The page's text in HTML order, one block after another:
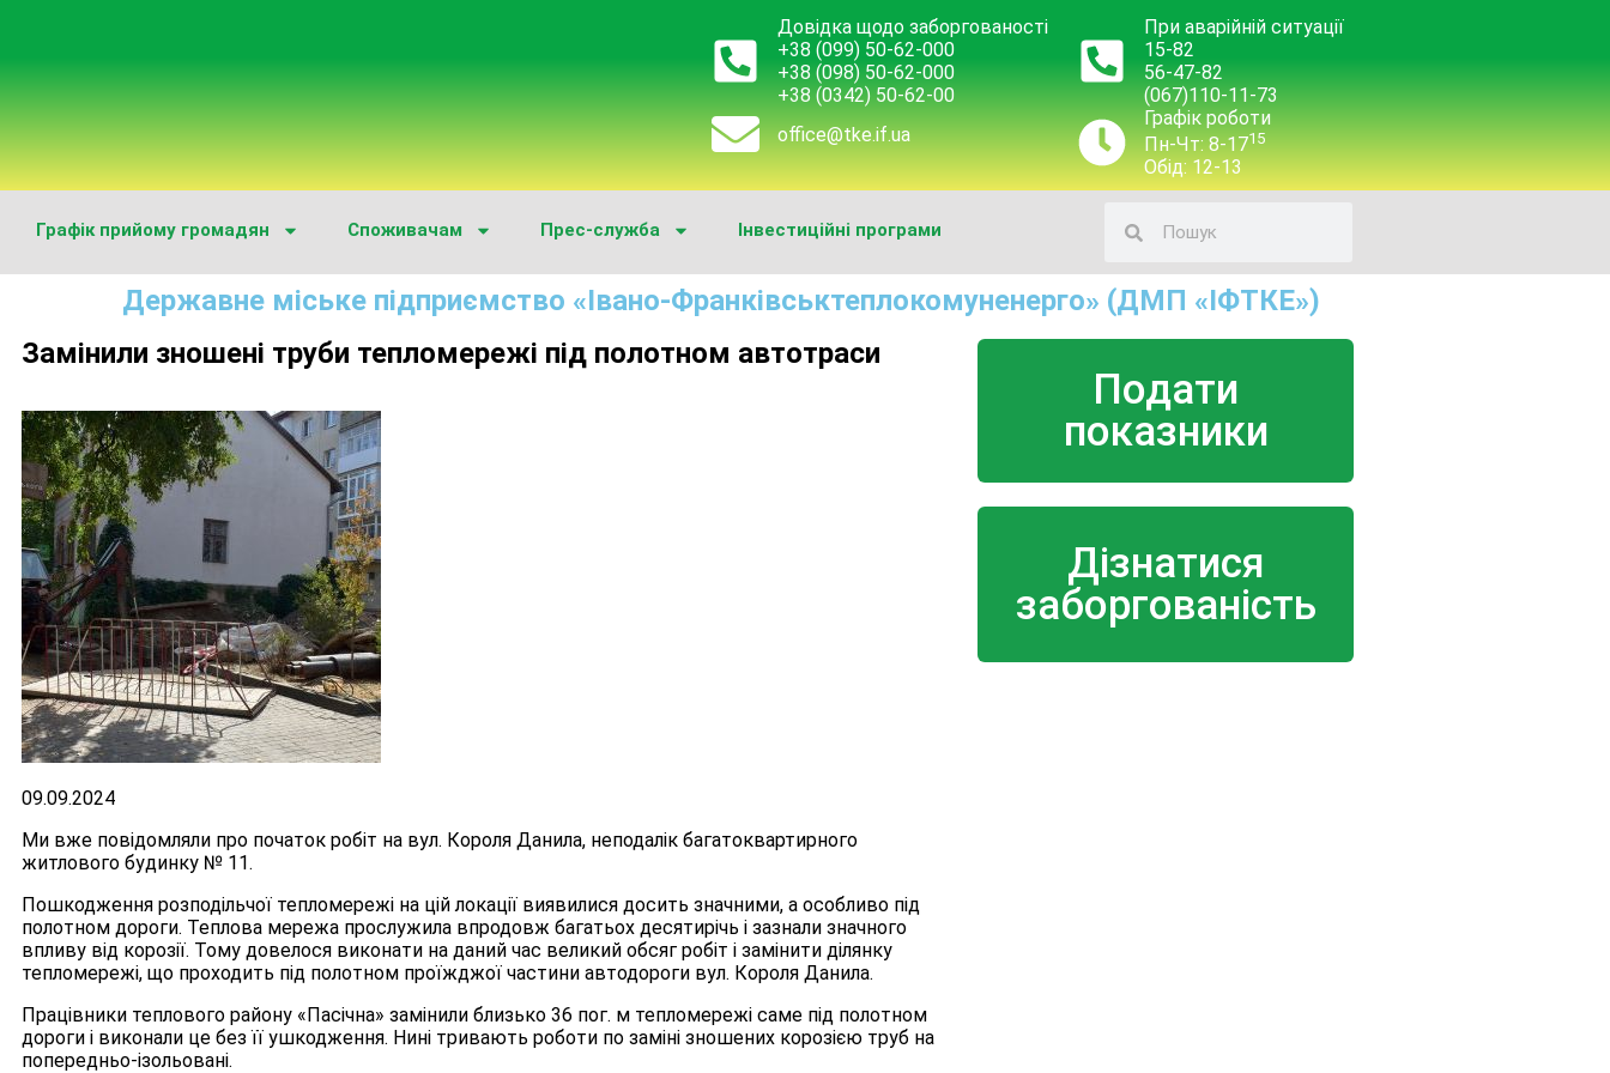
Довідка щодо заборгованості
+38 (099) 50-62-000
+38 (098) 50-62-000
+38 (0342) 50-62-00
office@tke.if.ua
При аварійній ситуації
15-82
56-47-82
(067)110-11-73
Графік роботи
Пн-Чт: 8-1715
Обід: 12-13
Графік прийому громадян Споживачам Прес-служба Інвестиційні програми
Державне міське підприємство «Івано-Франківськтеплокомуненерго» (ДМП «ІФТКЕ»)
Замінили зношені труби тепломережі під полотном автотраси
09.09.2024
Ми вже повідомляли про початок робіт на вул. Короля Данила, неподалік багатоквартирного
житлового будинку № 11.
Пошкодження розподільчої тепломережі на цій локації виявилися досить значними, а особливо під
полотном дороги. Теплова мережа прослужила впродовж багатьох десятирічь і зазнали значного
впливу від корозії. Тому довелося виконати на даний час великий обсяг робіт і замінити ділянку
тепломережі, що проходить під полотном проїжджої частини автодороги вул. Короля Данила.
Працівники теплового району «Пасічна» замінили близько 36 пог. м тепломережі саме під полотном
дороги і виконали це без її ушкодження. Нині тривають роботи по заміні зношених корозією труб на
попередньо-ізольовані.
Подати
показники
Дізнатися
заборгованість